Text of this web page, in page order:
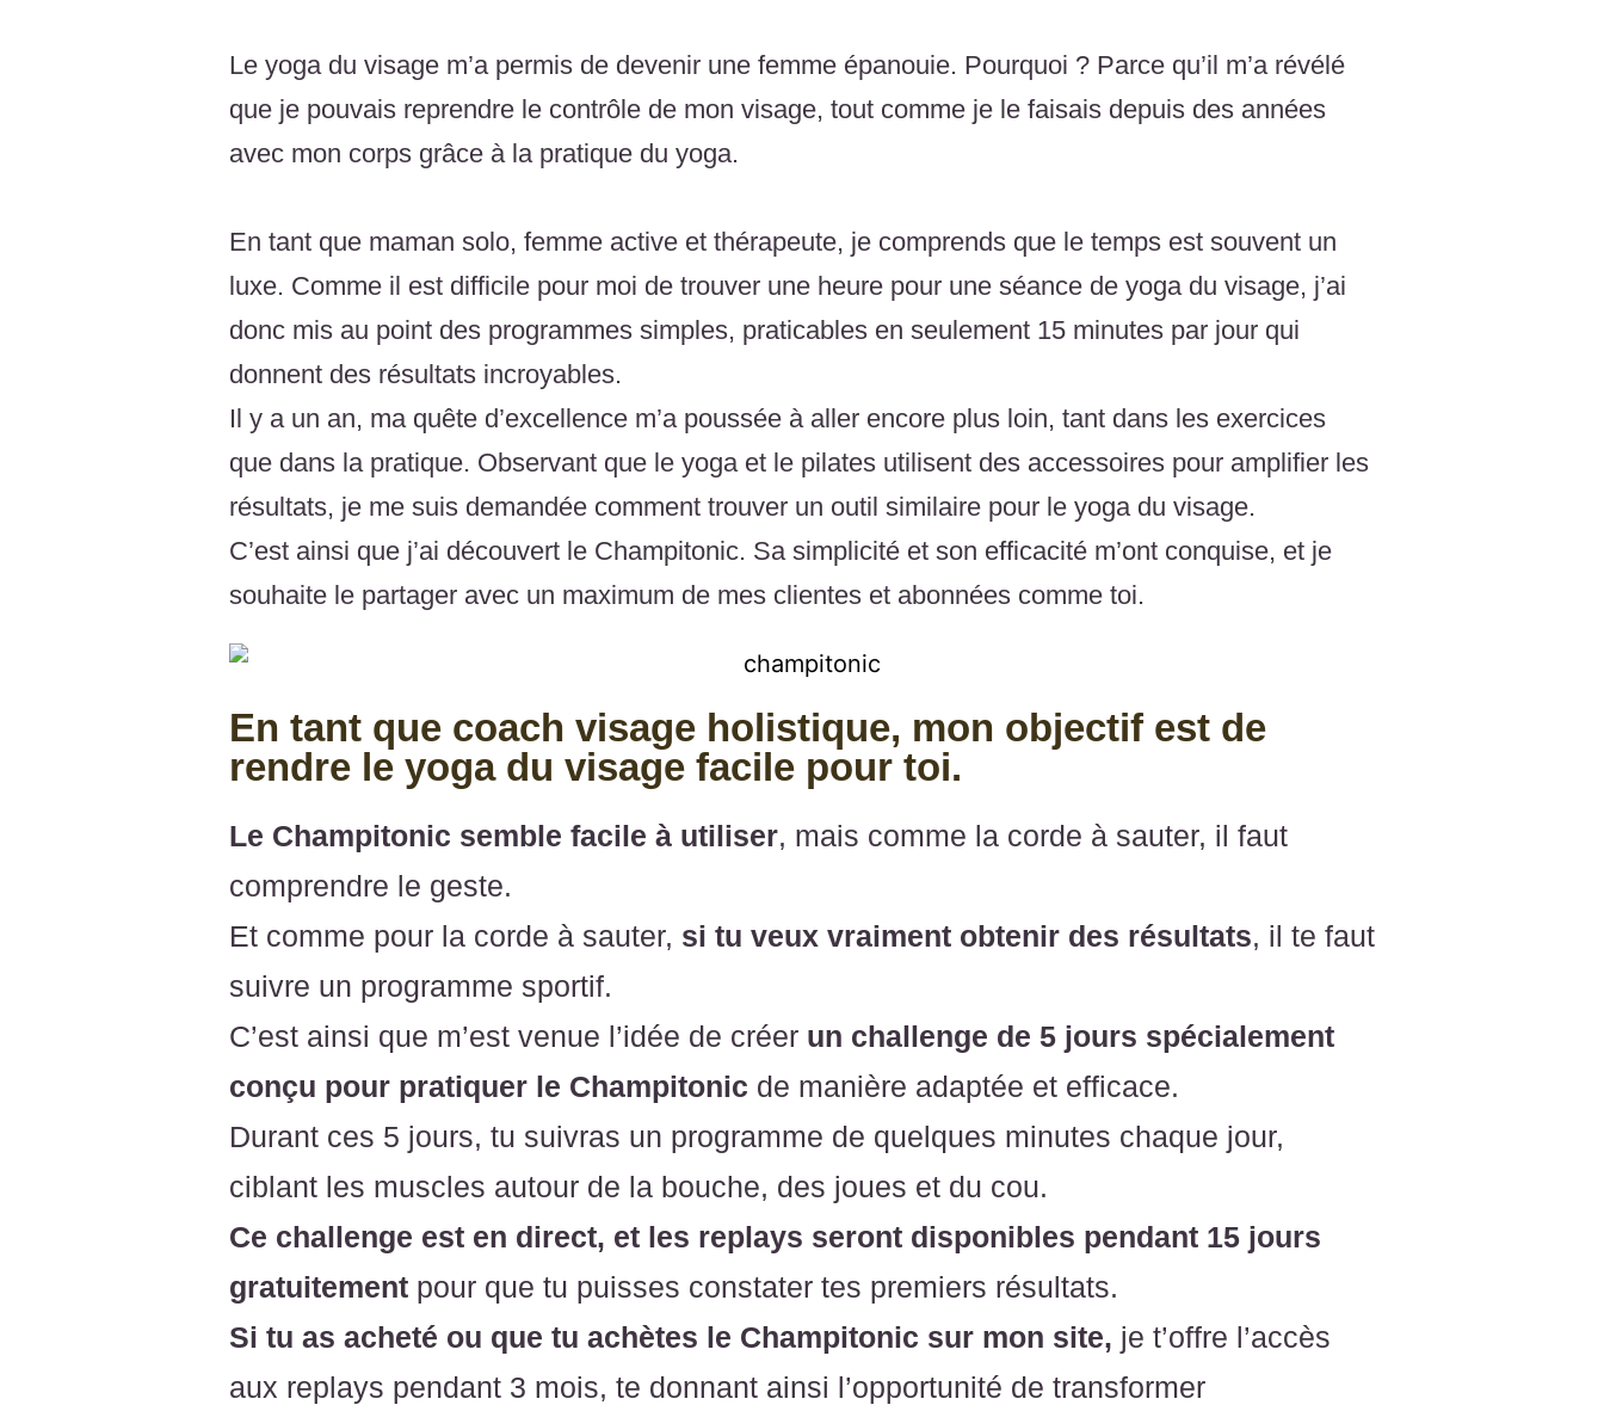
Le yoga du visage m’a permis de devenir une femme épanouie. Pourquoi ? Parce qu’il m’a révélé
que je pouvais reprendre le contrôle de mon visage, tout comme je le faisais depuis des années
avec mon corps grâce à la pratique du yoga.
En tant que maman solo, femme active et thérapeute, je comprends que le temps est souvent un
luxe. Comme il est difficile pour moi de trouver une heure pour une séance de yoga du visage, j’ai
donc mis au point des programmes simples, praticables en seulement 15 minutes par jour qui
donnent des résultats incroyables.
Il y a un an, ma quête d’excellence m’a poussée à aller encore plus loin, tant dans les exercices
que dans la pratique. Observant que le yoga et le pilates utilisent des accessoires pour amplifier les
résultats, je me suis demandée comment trouver un outil similaire pour le yoga du visage.
C’est ainsi que j’ai découvert le Champitonic. Sa simplicité et son efficacité m’ont conquise, et je
souhaite le partager avec un maximum de mes clientes et abonnées comme toi.
En tant que coach visage holistique, mon objectif est de
rendre le yoga du visage facile pour toi.
Le Champitonic semble facile à utiliser, mais comme la corde à sauter, il faut
comprendre le geste.
Et comme pour la corde à sauter, si tu veux vraiment obtenir des résultats, il te faut
suivre un programme sportif.
C’est ainsi que m’est venue l’idée de créer un challenge de 5 jours spécialement
conçu pour pratiquer le Champitonic de manière adaptée et efficace.
Durant ces 5 jours, tu suivras un programme de quelques minutes chaque jour,
ciblant les muscles autour de la bouche, des joues et du cou.
Ce challenge est en direct, et les replays seront disponibles pendant 15 jours
gratuitement pour que tu puisses constater tes premiers résultats.
Si tu as acheté ou que tu achètes le Champitonic sur mon site, je t’offre l’accès
aux replays pendant 3 mois, te donnant ainsi l’opportunité de transformer